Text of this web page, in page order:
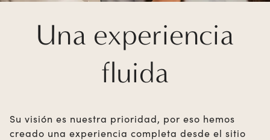
Una experiencia
fluida
Su visión es nuestra prioridad, por eso hemos
creado una experiencia completa desde el sitio